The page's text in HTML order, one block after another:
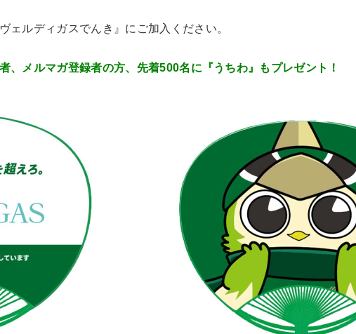
ェルディガスでんき』にご加入ください。
、メルマガ登録者の方、先着500名に『うちわ』もプレゼント！